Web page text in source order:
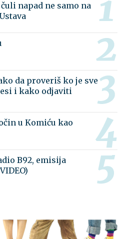
napad ne samo na
da proveriš ko je sve
i kako odjaviti
u Komiću kao
B92, emisija